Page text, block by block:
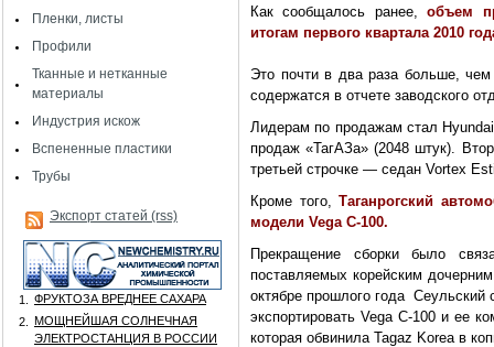
Пленки, листы
Профили
Тканные и нетканные
материалы
Индустрия искож
Вспененные пластики
Трубы
Экспорт статей (rss)
1.
ФРУКТОЗА ВРЕДНЕЕ САХАРА
2.
МОЩНЕЙШАЯ СОЛНЕЧНАЯ
ЭЛЕКТРОСТАНЦИЯ В РОССИИ
Как сообщалось ранее,объем
итогам первого квартала 2010
Это почти в два раза больше,
содержатся в отчете заводского
Лидерам по продажам стал
продаж «ТагАЗа» (2048 штук).
третьей строчке — седан Vortex
Кроме того,Таганрогский
модели Vega C-100.
Прекращение сборки было
поставляемых корейским
октябре прошлого года Сеульский
экспортировать Vega C-100 и ее
которая обвинила Tagaz Korea в